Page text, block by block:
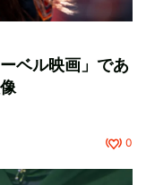
ベル映画」であ
0